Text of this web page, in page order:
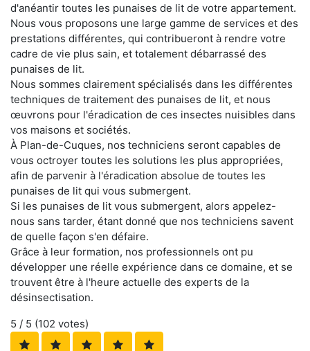
d'anéantir toutes les punaises de lit de votre appartement.
Nous vous proposons une large gamme de services et des
prestations différentes, qui contribueront à rendre votre
cadre de vie plus sain, et totalement débarrassé des
punaises de lit.
Nous sommes clairement spécialisés dans les différentes
techniques de traitement des punaises de lit, et nous
œuvrons pour l'éradication de ces insectes nuisibles dans
vos maisons et sociétés.
À Plan-de-Cuques, nos techniciens seront capables de
vous octroyer toutes les solutions les plus appropriées,
afin de parvenir à l'éradication absolue de toutes les
punaises de lit qui vous submergent.
Si les punaises de lit vous submergent, alors appelez-
nous sans tarder, étant donné que nos techniciens savent
de quelle façon s'en défaire.
Grâce à leur formation, nos professionnels ont pu
développer une réelle expérience dans ce domaine, et se
trouvent être à l'heure actuelle des experts de la
désinsectisation.
5 / 5 (102 votes)